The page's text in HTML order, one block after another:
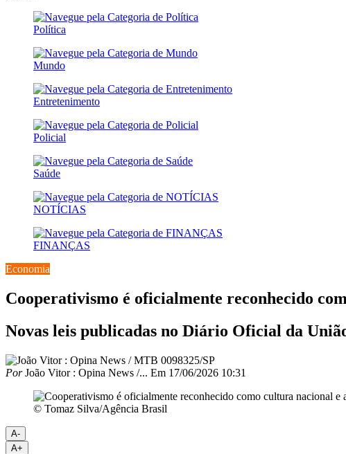
Política
Mundo
Entretenimento
Policial
Saúde
NOTÍCIAS
FINANÇAS
Economia
Cooperativismo é oficialmente reconhecido
Novas leis publicadas no Diário Oficial da
PorJoão Vitor : Opina News /... Em 17/06/2026 10:31
© Tomaz Silva/Agência Brasil
A-
A+